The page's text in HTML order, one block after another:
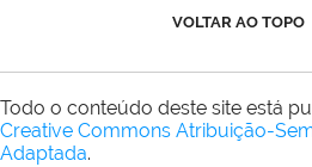
VOLTAR AO TOPO
Todo o conteúdo deste site está
Creative Commons Atribuição-
Adaptada.